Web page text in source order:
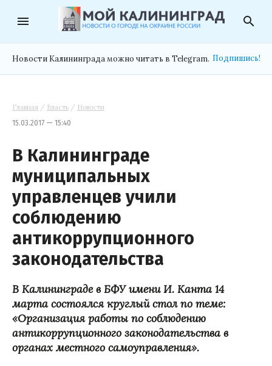
menu search
Новости Калининграда можно читать в Telegram. Подпишись!
Главная / Власть / Новости
15.03.2017 — 15:40
В Калининграде
муниципальных
управленцев учили
соблюдению
антикоррупционного
законодательства
В Калининграде в БФУ имени И. Канта 14
марта состоялся круглый стол по теме:
«Организация работы по соблюдению
антикоррупционного законодательства в
органах местного самоуправления».